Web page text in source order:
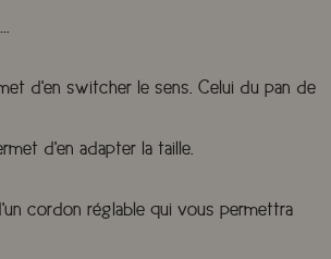
d'en switcher le sens. Celui du pan de
d'en adapter la taille.
cordon réglable qui vous permettra